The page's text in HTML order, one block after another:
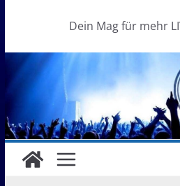
Dein Mag für mehr